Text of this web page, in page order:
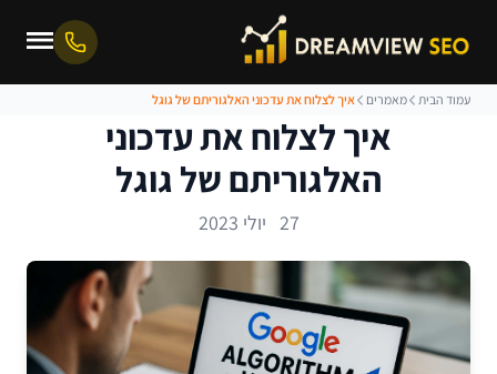
עמוד הבית מאמרים איך לצלוח את עדכוני האלגוריתם של גוגל
איך לצלוח את עדכוני
האלגוריתם של גוגל
27 יולי 2023